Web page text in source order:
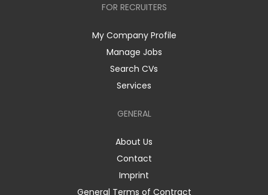
FOR RECRUITERS
My Company Profile
Manage Jobs
Search CVs
Services
GENERAL
About Us
Contact
Imprint
General Terms of Contract